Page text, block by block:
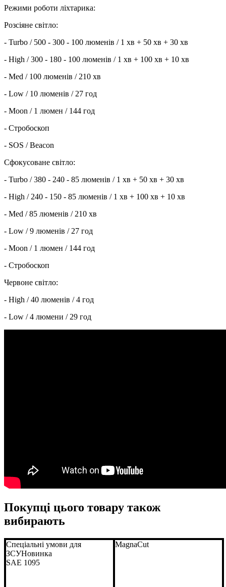
Режими роботи ліхтарика:
Розсіяне світло:
- Turbo / 500 - 300 - 100 люменів / 1 хв + 50 хв + 30 хв
- High / 300 - 180 - 100 люменів / 1 хв + 100 хв + 10 хв
- Med / 100 люменів / 210 хв
- Low / 10 люменів / 27 год
- Moon / 1 люмен / 144 год
- Стробоскоп
- SOS / Beacon
Сфокусоване світло:
- Turbo / 380 - 240 - 85 люменів / 1 хв + 50 хв + 30 хв
- High / 240 - 150 - 85 люменів / 1 хв + 100 хв + 10 хв
- Med / 85 люменів / 210 хв
- Low / 9 люменів / 27 год
- Moon / 1 люмен / 144 год
- Стробоскоп
Червоне світло:
- High / 40 люменів / 4 год
- Low / 4 люмени / 29 год
Покупці цього товару також
вибирають
Спеціальні умови для
ЗСУНовинка
SAE 1095
MagnaCut